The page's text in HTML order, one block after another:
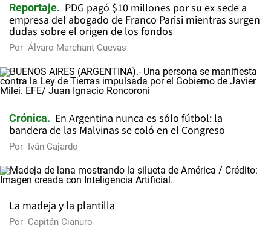
Reportaje
PDG pagó $10 millones por su ex sede a
empresa del abogado de Franco Parisi mientras surgen
dudas sobre el origen de los fondos
Por Álvaro Marchant Cuevas
Crónica
En Argentina nunca es sólo fútbol: la
bandera de las Malvinas se coló en el Congreso
Por Iván Gajardo
La madeja y la plantilla
Por Capitán Cianuro